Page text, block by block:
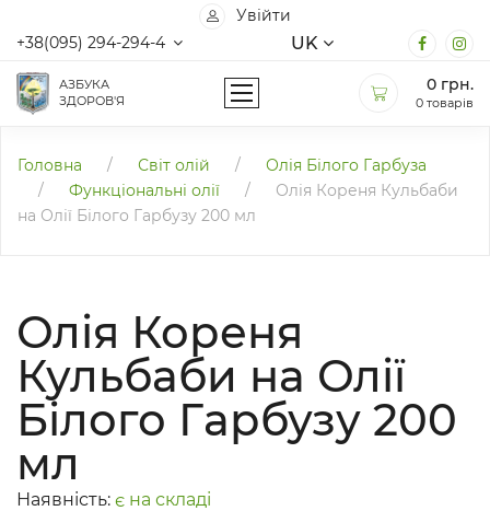
Увійти
+38(095) 294-294-4
UK
АЗБУКА
ЗДОРОВ'Я
0 грн.
0 товарів
Головна / Світ олій /
Олія Білого Гарбуза
/
Функціональні олії /
Олія Кореня Кульбаби
на Олії Білого Гарбузу 200 мл
Олія Кореня
Кульбаби на Олії
Білого Гарбузу 200
мл
Наявність: є на складі